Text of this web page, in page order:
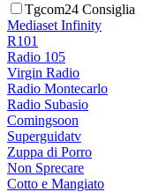
Tgcom24 Consiglia
Mediaset Infinity
R101
Radio 105
Virgin Radio
Radio Montecarlo
Radio Subasio
Comingsoon
Superguidatv
Zuppa di Porro
Non Sprecare
Cotto e Mangiato